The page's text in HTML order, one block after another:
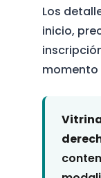
Los
inicio,
momento